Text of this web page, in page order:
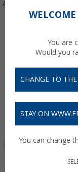
Art.-Nr.: 109983
You are
Would you
CHANGE TO
STAY ON
You can change